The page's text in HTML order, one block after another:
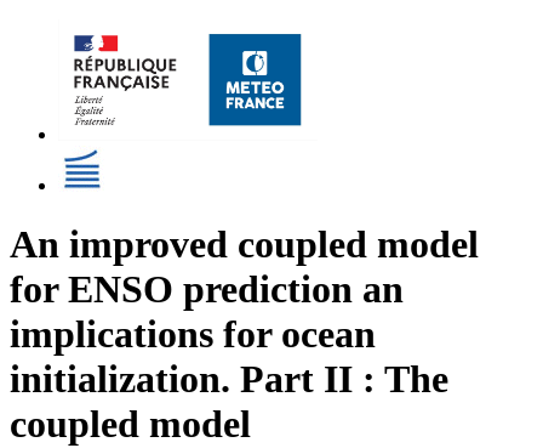
An improved coupled model
for ENSO prediction an
implications for ocean
initialization. Part II : The
coupled model